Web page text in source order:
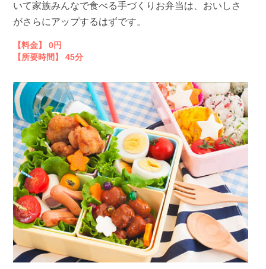
いて家族みんなで食べる手づくりお弁当は、おいしさ
がさらにアップするはずです。
【料金】 0円
【所要時間】 45分